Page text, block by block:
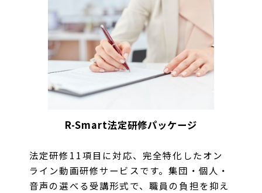
R-Smart法定研修パッケージ
法定研修11項目に対応、完全特化したオン
ライン動画研修サービスです。集団・個人・
音声の選べる受講形式で、職員の負担を抑え